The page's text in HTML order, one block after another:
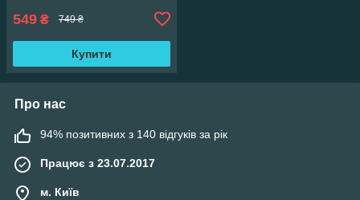
549 ₴ 749 ₴
Купити
Про нас
94% позитивних з 140 відгуків за рік
Працює з 23.07.2017
м. Київ